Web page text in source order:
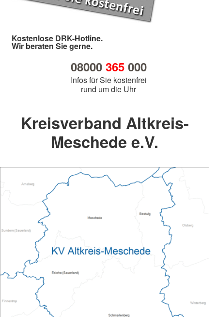
Kostenlose DRK-Hotline.
Wir beraten Sie gerne.
08000 365000
Infos für Sie kostenfrei
rund um die Uhr
Kreisverband Altkreis-
Meschede e.V.